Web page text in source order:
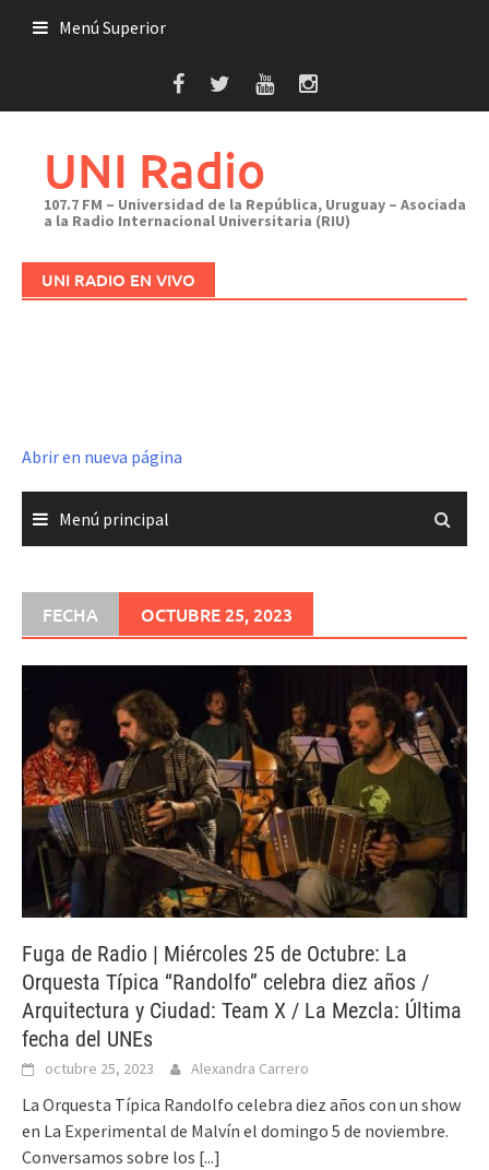
Menú Superior
UNI Radio
107.7 FM – Universidad de la República, Uruguay – Asociada
a la Radio Internacional Universitaria (RIU)
UNI RADIO EN VIVO
Abrir en nueva página
Menú principal
FECHA OCTUBRE 25, 2023
Fuga de Radio | Miércoles 25 de Octubre: La
Orquesta Típica “Randolfo” celebra diez años /
Arquitectura y Ciudad: Team X / La Mezcla: Última
fecha del UNEs
octubre 25, 2023 Alexandra Carrero
La Orquesta Típica Randolfo celebra diez años con un show
en La Experimental de Malvín el domingo 5 de noviembre.
Conversamos sobre los [...]